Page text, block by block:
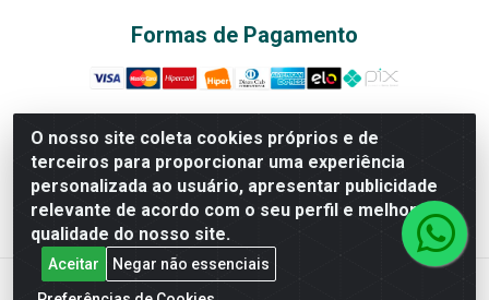
O nosso site coleta cookies próprios e de
terceiros para proporcionar uma experiência
personalizada ao usuário, apresentar publicidade
relevante de acordo com o seu perfil e melhorar a
qualidade do nosso site.
Aceitar
Negar não essenciais
Formas de Pagamento
Rede Brasil - Avenida Universitária, nº 3860, Jardim das
Américas II Etapa - Anápolis/GO - CEP 75070-415 -
CNPJ 07.728.073/0002-24